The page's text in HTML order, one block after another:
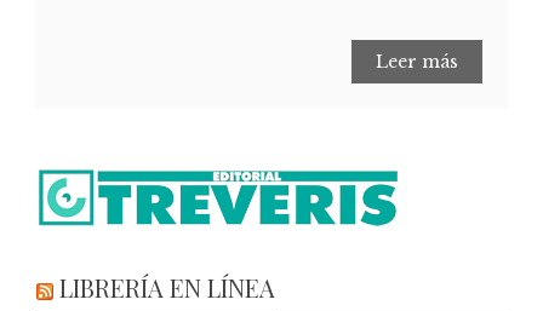
Leer más
LIBRERÍA EN LÍNEA